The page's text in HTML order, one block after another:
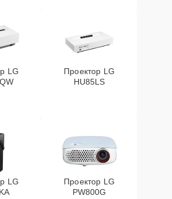
LG
Проектор LG
HU85LS
LG
Проектор LG
PW800G